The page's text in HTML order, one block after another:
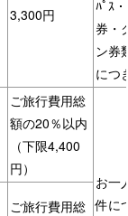
3,300円
ﾊﾟｽ
券・
ン券
につ
ご旅行費用総
額の20％以内
（下限4,400
円）
お一
件に
ご旅行費用総